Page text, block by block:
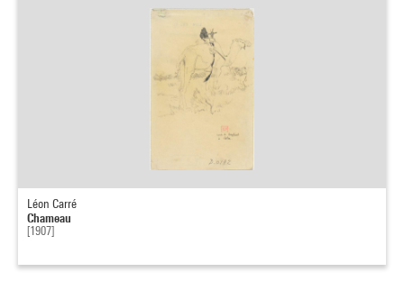
Léon Carré
Chameau
[1907]